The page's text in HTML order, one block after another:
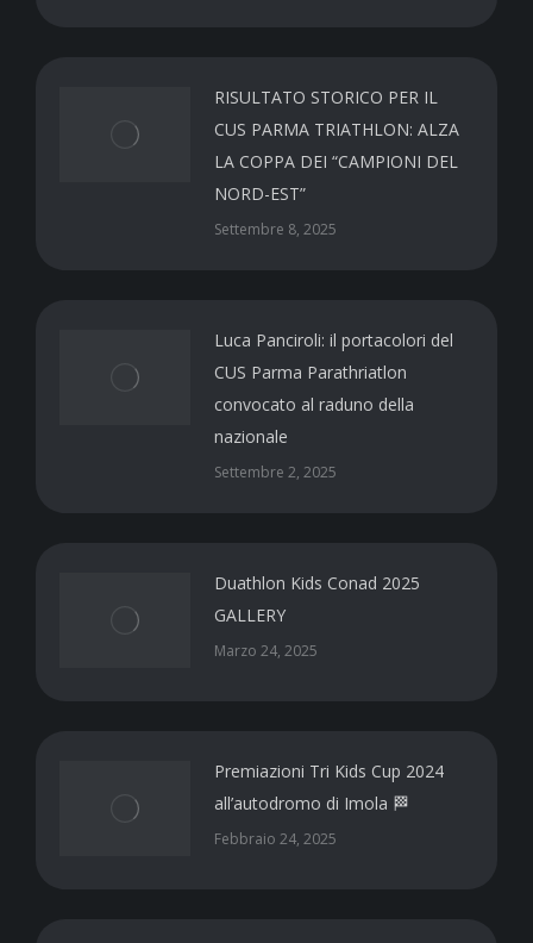
RISULTATO STORICO PER IL
CUS PARMA TRIATHLON: ALZA
LA COPPA DEI “CAMPIONI DEL
NORD-EST”
Settembre 8, 2025
Luca Panciroli: il portacolori del
CUS Parma Parathriatlon
convocato al raduno della
nazionale
Settembre 2, 2025
Duathlon Kids Conad 2025
GALLERY
Marzo 24, 2025
Premiazioni Tri Kids Cup 2024
all’autodromo di Imola 🏁
Febbraio 24, 2025